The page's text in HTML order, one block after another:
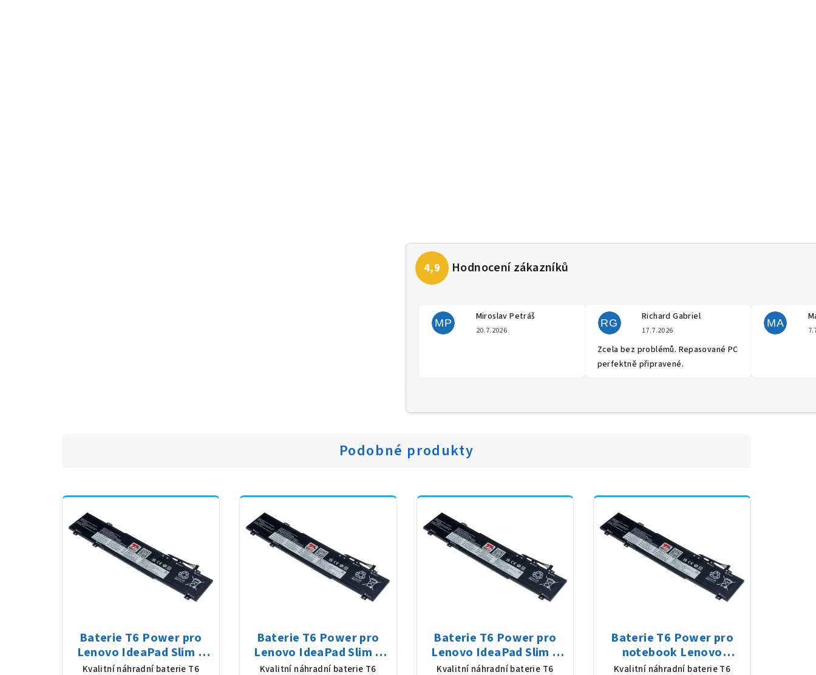
MP
Miroslav Petráš
Hodnocení obchodu je 5 z 5 hvězdiček.
20.7.2026
RG
Richard Gabriel
Hodnocení obchodu je 5 z 5
17.7.2026
Zcela bez problémů. Repasované PC
perfektně připravené.
MA
Podobné produkty
Baterie T6 Power pro
Lenovo IdeaPad Slim 3
16ABR8 82XR, Li-Poly,
Kvalitní náhradní baterie T6
Baterie T6 Power pro
Lenovo IdeaPad Slim 3
15IRU9 83E6, Li-Poly,
Kvalitní náhradní baterie T6
Baterie T6 Power pro
Lenovo IdeaPad Slim 3
15ABR8 82XM, Li-Poly,
Kvalitní náhradní baterie T6
Baterie T6 Power pro
notebook Lenovo
SB11K09315, Li-Poly,
Kvalitní náhradní baterie T6